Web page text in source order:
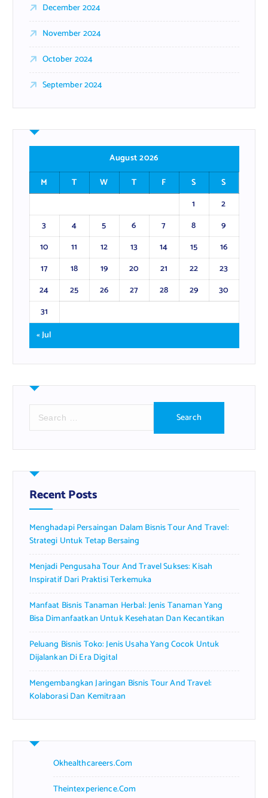
December 2024
November 2024
October 2024
September 2024
August 2026
M
T W T F S
S
1
2
3
4 5 6 7 8
9
10
11 12 13 14 15
16
17
18 19 20 21 22
23
24
25 26 27 28 29
30
31
« Jul
r
h
f
o
:
Recent Posts
Menghadapi Persaingan Dalam Bisnis Tour And Travel:
Strategi Untuk Tetap Bersaing
Menjadi Pengusaha Tour And Travel Sukses: Kisah
Inspiratif Dari Praktisi Terkemuka
Manfaat Bisnis Tanaman Herbal: Jenis Tanaman Yang
Bisa Dimanfaatkan Untuk Kesehatan Dan Kecantikan
Peluang Bisnis Toko: Jenis Usaha Yang Cocok Untuk
Dijalankan Di Era Digital
Mengembangkan Jaringan Bisnis Tour And Travel:
Kolaborasi Dan Kemitraan
Okhealthcareers.com
Theintexperience.com